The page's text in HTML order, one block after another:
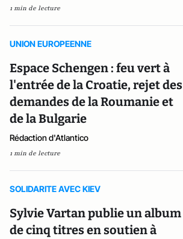
1 min de lecture
UNION EUROPEENNE
Espace Schengen : feu vert à
l'entrée de la Croatie, rejet des
demandes de la Roumanie et
de la Bulgarie
Rédaction d'Atlantico
1 min de lecture
SOLIDARITE AVEC KIEV
Sylvie Vartan publie un album
de cinq titres en soutien à